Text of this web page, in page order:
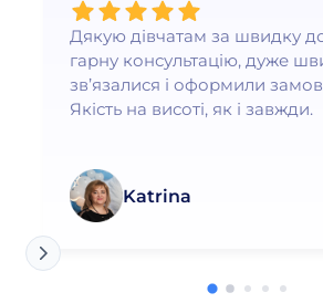
Дякую дівчатам за швидку
гарну консультацію, дуже
зв’язалися і оформили
Якість на висоті, як і завжди.
Katrina